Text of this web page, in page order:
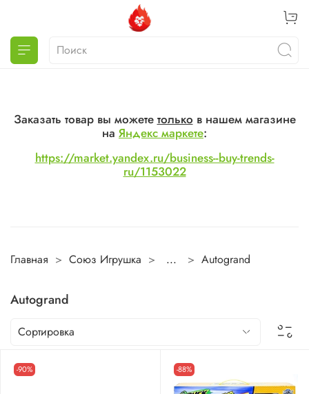
Заказать товар вы можете только в нашем магазине
на Яндекс маркете:
https://market.yandex.ru/business--buy-trends-
ru/1153022
Главная Союз Игрушка ... Autogrand
Autogrand
-90% -88%